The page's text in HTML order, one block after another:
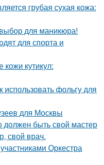
грубая сухая кожа:
для маникюра!
для спорта и
кожи кутикул:
использовать фольгу для
для Москвы
должен быть свой мастер
свой врач.
Оркестра